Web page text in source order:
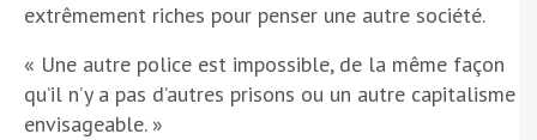
extrêmement riches pour penser une autre société.
« Une autre police est impossible, de la même façon
qu’il n’y a pas d’autres prisons ou un autre capitalisme
envisageable. »